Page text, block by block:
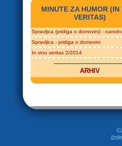
MINUTE ZA HUMOR (IN
VERITAS)
Spravljica (pridiga o domovini) -
Spravljica - pridiga o domovini
In vino veritas 2/2014
ARHIV